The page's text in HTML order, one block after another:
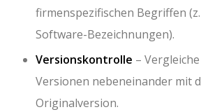
firmenspezifischen Begriffen
Software-Bezeichnungen).
Versionskontrolle –
Versionen nebeneinander mit
Originalversion.